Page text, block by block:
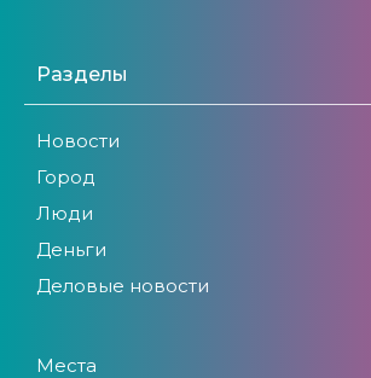
Разделы
Новости
Город
Люди
Деньги
Деловые новости
Места